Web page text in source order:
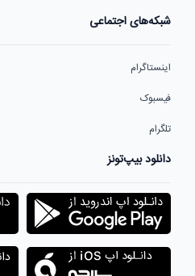
شبکه‌های اجتماعی
اینستاگرام
فیسبوک
تلگرام
دانلود بیپ‌تونز